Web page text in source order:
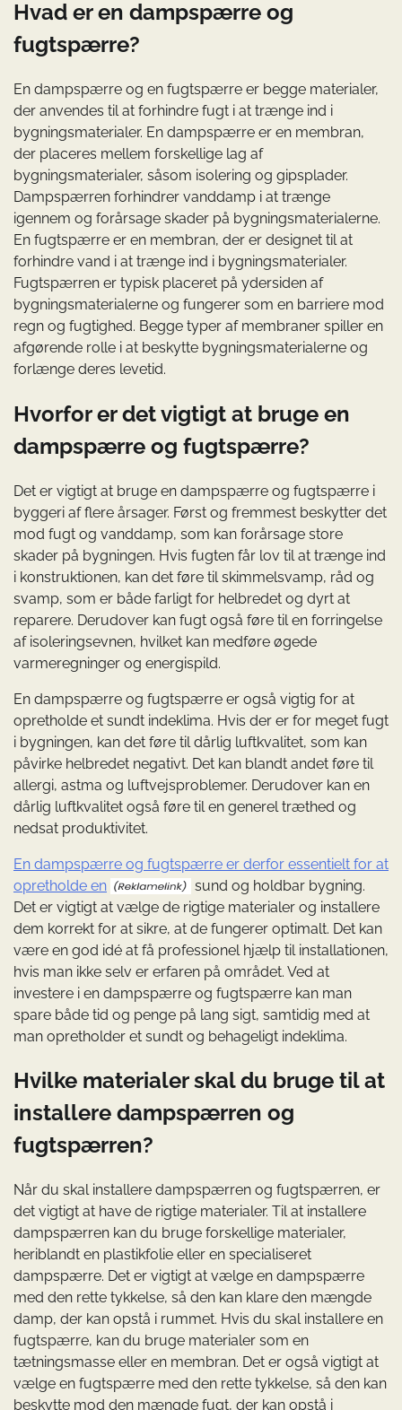
Hvad er en dampspærre og
fugtspærre?
En dampspærre og en fugtspærre er begge materialer,
der anvendes til at forhindre fugt i at trænge ind i
bygningsmaterialer. En dampspærre er en membran,
der placeres mellem forskellige lag af
bygningsmaterialer, såsom isolering og gipsplader.
Dampspærren forhindrer vanddamp i at trænge
igennem og forårsage skader på bygningsmaterialerne.
En fugtspærre er en membran, der er designet til at
forhindre vand i at trænge ind i bygningsmaterialer.
Fugtspærren er typisk placeret på ydersiden af
bygningsmaterialerne og fungerer som en barriere mod
regn og fugtighed. Begge typer af membraner spiller en
afgørende rolle i at beskytte bygningsmaterialerne og
forlænge deres levetid.
Hvorfor er det vigtigt at bruge en
dampspærre og fugtspærre?
Det er vigtigt at bruge en dampspærre og fugtspærre i
byggeri af flere årsager. Først og fremmest beskytter det
mod fugt og vanddamp, som kan forårsage store
skader på bygningen. Hvis fugten får lov til at trænge ind
i konstruktionen, kan det føre til skimmelsvamp, råd og
svamp, som er både farligt for helbredet og dyrt at
reparere. Derudover kan fugt også føre til en forringelse
af isoleringsevnen, hvilket kan medføre øgede
varmeregninger og energispild.
En dampspærre og fugtspærre er også vigtig for at
opretholde et sundt indeklima. Hvis der er for meget fugt
i bygningen, kan det føre til dårlig luftkvalitet, som kan
påvirke helbredet negativt. Det kan blandt andet føre til
allergi, astma og luftvejsproblemer. Derudover kan en
dårlig luftkvalitet også føre til en generel træthed og
nedsat produktivitet.
En dampspærre og fugtspærre er derfor essentielt for at
opretholde en
sund og holdbar bygning.
Det er vigtigt at vælge de rigtige materialer og installere
dem korrekt for at sikre, at de fungerer optimalt. Det kan
være en god idé at få professionel hjælp til installationen,
hvis man ikke selv er erfaren på området. Ved at
investere i en dampspærre og fugtspærre kan man
spare både tid og penge på lang sigt, samtidig med at
man opretholder et sundt og behageligt indeklima.
Hvilke materialer skal du bruge til at
installere dampspærren og
fugtspærren?
Når du skal installere dampspærren og fugtspærren, er
det vigtigt at have de rigtige materialer. Til at installere
dampspærren kan du bruge forskellige materialer,
heriblandt en plastikfolie eller en specialiseret
dampspærre. Det er vigtigt at vælge en dampspærre
med den rette tykkelse, så den kan klare den mængde
damp, der kan opstå i rummet. Hvis du skal installere en
fugtspærre, kan du bruge materialer som en
tætningsmasse eller en membran. Det er også vigtigt at
vælge en fugtspærre med den rette tykkelse, så den kan
beskytte mod den mængde fugt, der kan opstå i